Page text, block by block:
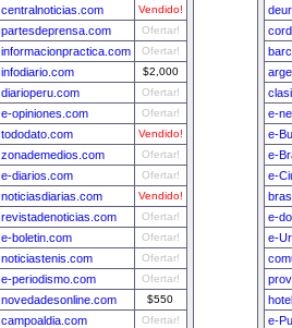
centralnoticias.com Vendido!
partesdeprensa.com Ofertar!
informacionpractica.com Ofertar!
infodiario.com $2,000
diarioperu.com Ofertar!
e-opiniones.com Ofertar!
tododato.com Vendido!
zonademedios.com Ofertar!
e-diarios.com Ofertar!
noticiasdiarias.com Vendido!
revistadenoticias.com Ofertar!
e-boletin.com Ofertar!
noticiastenis.com Ofertar!
e-periodismo.com Ofertar!
novedadesonline.com $550
campoaldia.com Ofertar!
e-
e-
e-
e-
e-
e-
e-